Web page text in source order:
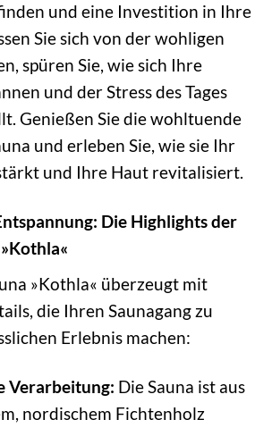
und eine Investition in Ihre
Sie sich von der wohligen
spüren Sie, wie sich Ihre
und der Stress des Tages
Genießen Sie die wohltuende
und erleben Sie, wie sie Ihr
und Ihre Haut revitalisiert.
Die Highlights der
»Kothla« überzeugt mit
die Ihren Saunagang zu
Erlebnis machen:
Verarbeitung: Die Sauna ist aus
nordischem Fichtenholz